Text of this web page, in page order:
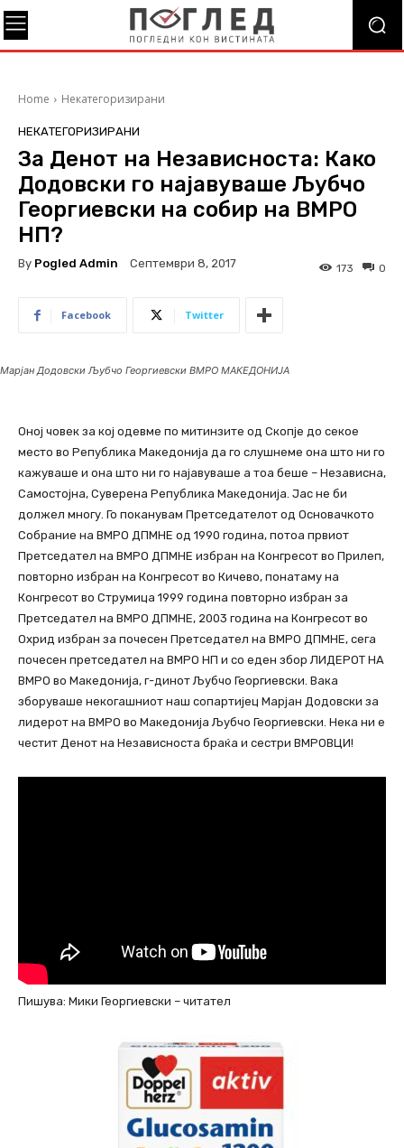
Home Некатегоризирани
НЕКАТЕГОРИЗИРАНИ
За Денот на Независноста: Како
Додовски го најавуваше Љубчо
Георгиевски на собир на ВМРО
НП?
By Pogled Admin Септември 8, 2017 0
173
Facebook Twitter
Марјан Додовски Љубчо Георгиевски ВМРО МАКЕДОНИЈА
Оној човек за кој одевме по митинзите од Скопје до секое
место во Република Македонија да го слушнеме она што ни го
кажуваше и она што ни го најавуваше а тоа беше – Независна,
Самостојна, Суверена Република Македонија. Јас не би
должел многу. Го поканувам Претседателот од Основачкото
Собрание на ВМРО ДПМНЕ од 1990 година, потоа првиот
Претседател на ВМРО ДПМНЕ избран на Конгресот во Прилеп,
повторно избран на Конгресот во Кичево, понатаму на
Конгресот во Струмица 1999 година повторно избран за
Претседател на ВМРО ДПМНЕ, 2003 година на Конгресот во
Охрид избран за почесен Претседател на ВМРО ДПМНЕ, сега
почесен претседател на ВМРО НП и со еден збор ЛИДЕРОТ НА
ВМРО во Македонија, г-динот Љубчо Георгиевски. Вака
зборуваше некогашниот наш сопартијец Марјан Додовски за
лидерот на ВМРО во Македонија Љубчо Георгиевски. Нека ни е
честит Денот на Независноста браќа и сестри ВМРОВЦИ!
Пишува: Мики Георгиевски – читател